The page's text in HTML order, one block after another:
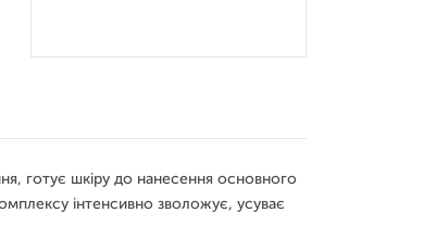
готує шкіру до нанесення основного
інтенсивно зволожує, усуває